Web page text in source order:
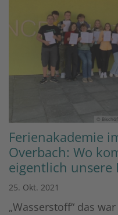
©
Ferienakademie
Overbach: Wo
eigentlich unsere
25. Okt. 2021
„Wasserstoff“ das